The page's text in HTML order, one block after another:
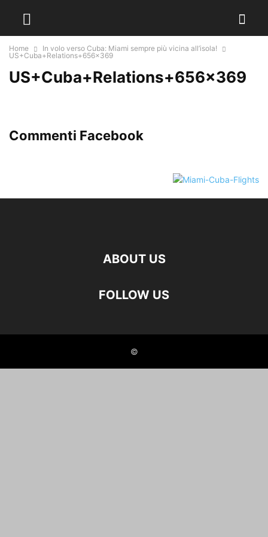
Home
In volo verso Cuba: Miami sempre più vicina all’isola!
US+Cuba+Relations+656x369
US+Cuba+Relations+656×369
Commenti Facebook
ABOUT US
FOLLOW US
©